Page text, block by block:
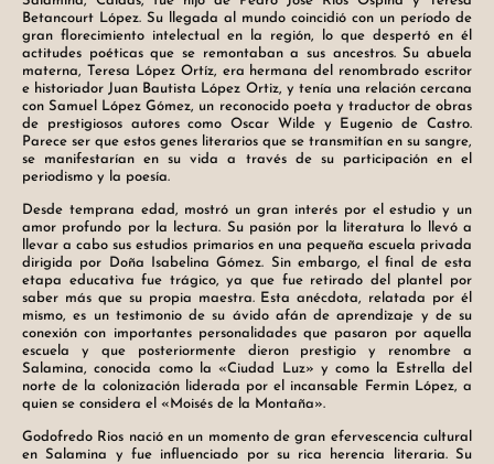
Betancourt López. Su llegada al mundo coincidió con un período de
gran florecimiento intelectual en la región, lo que despertó en él
actitudes poéticas que se remontaban a sus ancestros. Su abuela
materna, Teresa López Ortíz, era hermana del renombrado escritor
e historiador Juan Bautista López Ortiz, y tenía una relación cercana
con Samuel López Gómez, un reconocido poeta y traductor de obras
de prestigiosos autores como Oscar Wilde y Eugenio de Castro.
Parece ser que estos genes literarios que se transmitían en su sangre,
se manifestarían en su vida a través de su participación en el
periodismo y la poesía.
Desde temprana edad, mostró un gran interés por el estudio y un
amor profundo por la lectura. Su pasión por la literatura lo llevó a
llevar a cabo sus estudios primarios en una pequeña escuela privada
dirigida por Doña Isabelina Gómez. Sin embargo, el final de esta
etapa educativa fue trágico, ya que fue retirado del plantel por
saber más que su propia maestra. Esta anécdota, relatada por él
mismo, es un testimonio de su ávido afán de aprendizaje y de su
conexión con importantes personalidades que pasaron por aquella
escuela y que posteriormente dieron prestigio y renombre a
Salamina, conocida como la «Ciudad Luz» y como la Estrella del
norte de la colonización liderada por el incansable Fermin López, a
quien se considera el «Moisés de la Montaña».
Godofredo Rios nació en un momento de gran efervescencia cultural
en Salamina y fue influenciado por su rica herencia literaria. Su